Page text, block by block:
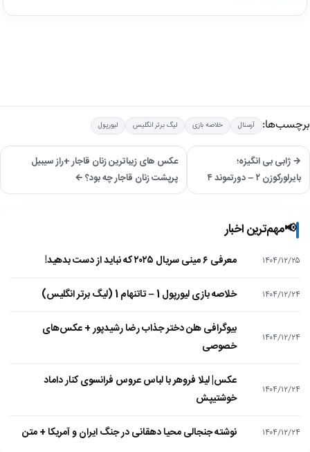
برچسب‌ها: آرسنال خلاصه بازی لیگ برتر انگلیس لیورپول
→ ژابی بی انگیزه؛
بایرلورکوزن ۲ – دورتموند ۴
عکس های زیباترین زنان قاجار +راز سیبیل
پرپشت زنان قاجار چه بود؟ ←
📢مهم‌ترین اخبار
۱۴۰۴/۱۲/۲۵ معرفی ۶ مینی سریال ۲۰۲۵ که نباید از دست بدهید!
۱۴۰۴/۱۲/۲۴ خلاصه بازی لیورپول 1 – تاتنهام 1 (لیگ برتر انگلیس)
۱۴۰۴/۱۲/۲۴
بیوگرافی هلن دختر جذاب رضا رشیدپور + عکس‌های
خصوصی
۱۴۰۴/۱۲/۲۴
عکس| لیلا فروهر با لباس عروس فرانسوی کنار داماد
خوشتیپش
۱۴۰۴/۱۲/۲۴ نوشته جنجالی محیا دهقانی در جنگ ایران و آمریکا + متن